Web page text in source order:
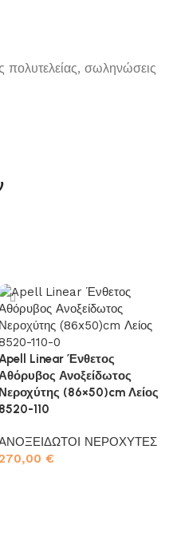
πολυτελείας, σωληνώσεις
Linear Ένθετος
Ανοξείδωτος
Νεροχύτης (86×50)cm Λείος
8520-110
ΝΕΡΟΧΥΤΕΣ
€